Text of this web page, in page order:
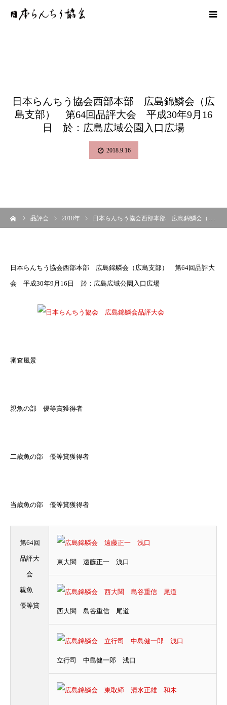
日本らんちう協会西部本部 広島錦鱗会（広
島支部） 第64回品評大会 平成30年9月16
日 於：広島広域公園入口広場
2018.9.16
品評会 2018年 日本らんちう協会西部本部 広島錦鱗会（広島支部） 第64回品評大会 平成30年9月16日 於：広島広域公園入口広場
日本らんちう協会西部本部 広島錦鱗会（広島支部） 第64回品評大
会 平成30年9月16日 於：広島広域公園入口広場
審査風景
親魚の部 優等賞獲得者
二歳魚の部 優等賞獲得者
当歳魚の部 優等賞獲得者
第64回
品評大
会
親魚
優等賞
東大関 遠藤正一 浅口
西大関 島谷重信 尾道
立行司 中島健一郎 浅口